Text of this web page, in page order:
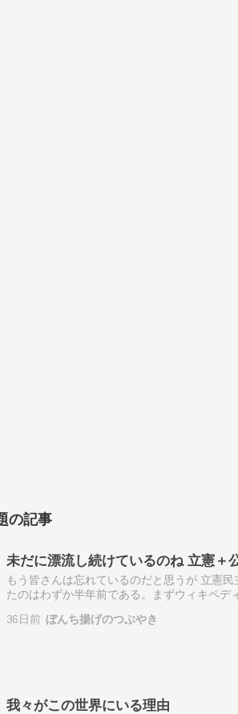
の記事
未だに漂流し続けているのね 立憲＋
もう皆さんは忘れているのだと思うが 立憲
たのはわずか半年前である。まずウィキペ
衛政策と…
36日前 ぼんち揚げのつぶやき
我々がこの世界にいる理由